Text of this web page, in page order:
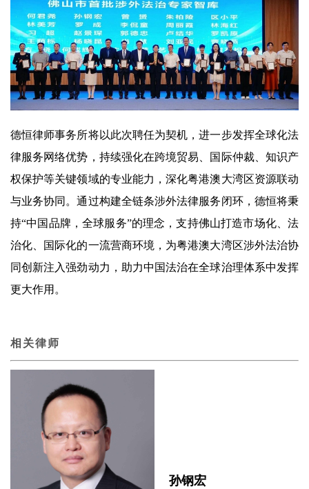
德恒律师事务所将以此次聘任为契机，进一步发挥全球化法
律服务网络优势，持续强化在跨境贸易、国际仲裁、知识产
权保护等关键领域的专业能力，深化粤港澳大湾区资源联动
与业务协同。通过构建全链条涉外法律服务闭环，德恒将秉
持“中国品牌，全球服务”的理念，支持佛山打造市场化、法
治化、国际化的一流营商环境，为粤港澳大湾区涉外法治协
同创新注入强劲动力，助力中国法治在全球治理体系中发挥
更大作用。
相关律师
孙钢宏